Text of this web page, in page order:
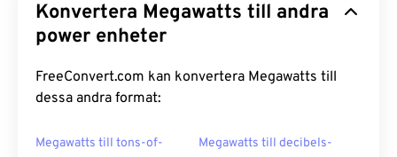
Konvertera Megawatts till andra
power enheter
FreeConvert.com kan konvertera Megawatts till
dessa andra format:
Megawatts till tons-of- Megawatts till decibels-